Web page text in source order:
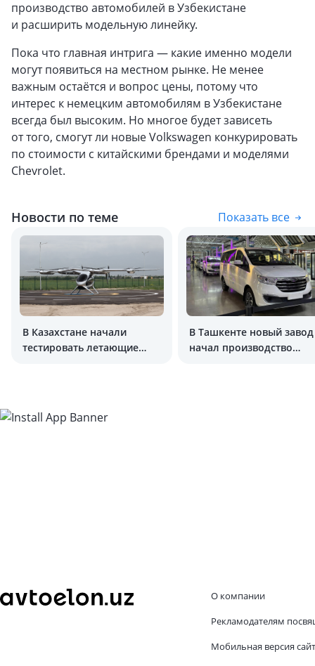
производство автомобилей в Узбекистане
и расширить модельную линейку.
Пока что главная интрига — какие именно модели
могут появиться на местном рынке. Не менее
важным остаётся и вопрос цены, потому что
интерес к немецким автомобилям в Узбекистане
всегда был высоким. Но многое будет зависеть
от того, смогут ли новые Volkswagen конкурировать
по стоимости с китайскими брендами и моделями
Chevrolet.
Новости по теме Показать все
В Казахстане начали
тестировать летающие
В Ташкенте новый завод
начал производство
О компании
Рекламодателям
Мобильная версия